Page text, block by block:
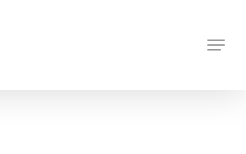
Menu
Close